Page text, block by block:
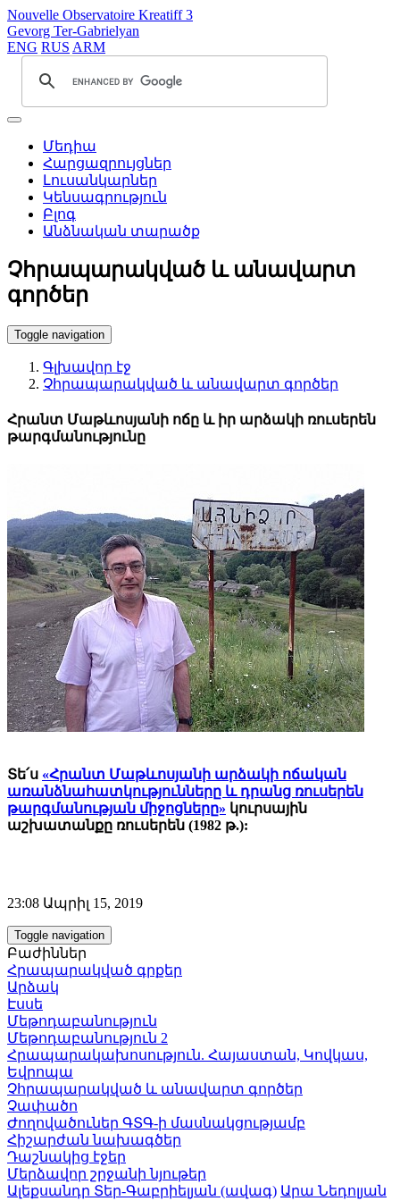
Nouvelle Observatoire Kreatiff 3
Gevorg Ter-Gabrielyan
ENG RUS ARM
Մեդիա
Հարցազրույցներ
Լուսանկարներ
Կենսագրություն
Բլոգ
Անձնական տարածք
Չհրապարակված և անավարտ
գործեր
Toggle navigation
Գլխավոր էջ
Չհրապարակված և անավարտ գործեր
Հրանտ Մաթևոսյանի ոճը և իր արձակի ռուսերեն
թարգմանությունը
Տե՛ս «Հրանտ Մաթևոսյանի արձակի ոճական
առանձնահատկությունները և դրանց ռուսերեն
թարգմանության միջոցները» կուրսային
աշխատանքը ռուսերեն (1982 թ.):
23:08 Ապրիլ 15, 2019
Toggle navigation
Բաժիններ
Հրապարակված գրքեր
Արձակ
Էսսե
Մեթոդաբանություն
Մեթոդաբանություն 2
Հրապարակախոսություն. Հայաստան, Կովկաս,
Եվրոպա
Չհրապարակված և անավարտ գործեր
Չափածո
Ժողովածուներ ԳՏԳ-ի մասնակցությամբ
Հիշարժան նախագծեր
Դաշնակից էջեր
Մերձավոր շրջանի նյութեր
Ալեքսանդր Տեր-Գաբրիելյան (ավագ) Արա Նեդոլյան